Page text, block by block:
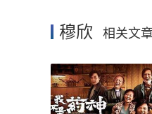
穆欣 相关文章